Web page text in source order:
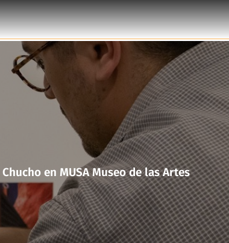
Taller Murales en movimiento en colaboración con el Taller del Chucho en MUSA Museo de las Artes